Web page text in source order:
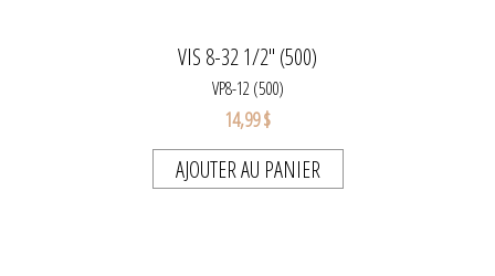
VIS 8-32 1/2" (500)
VP8-12 (500)
14,99 $
AJOUTER AU PANIER